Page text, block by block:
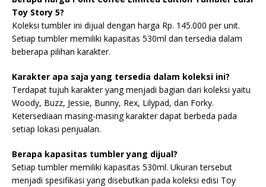
Toy Story 5?
Koleksi tumbler ini dijual dengan harga Rp. 145.000 per unit.
Setiap tumbler memiliki kapasitas 530ml dan tersedia dalam
beberapa pilihan karakter.
Karakter apa saja yang tersedia dalam koleksi ini?
Terdapat tujuh karakter yang menjadi bagian dari koleksi yaitu
Woody, Buzz, Jessie, Bunny, Rex, Lilypad, dan Forky.
Ketersediaan masing-masing karakter dapat berbeda pada
setiap lokasi penjualan.
Berapa kapasitas tumbler yang dijual?
Setiap tumbler memiliki kapasitas 530ml. Ukuran tersebut
menjadi spesifikasi yang disebutkan pada koleksi edisi Toy